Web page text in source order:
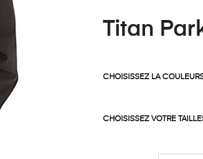
Titan
CHOISISSEZ LA
CHOISISSEZ VOTRE